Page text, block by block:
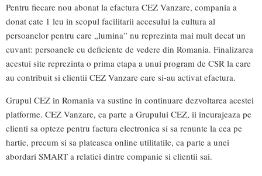
Pentru fiecare nou abonat la efactura CEZ Vanzare, compania a
donat cate 1 leu in scopul facilitarii accesului la cultura al
persoanelor pentru care „lumina” nu reprezinta mai mult decat un
cuvant: persoanele cu deficiente de vedere din Romania. Finalizarea
acestui site reprezinta o prima etapa a unui program de CSR la care
au contribuit si clientii CEZ Vanzare care si-au activat efactura.
Grupul CEZ in Romania va sustine in continuare dezvoltarea acestei
platforme. CEZ Vanzare, ca parte a Grupului CEZ, ii incurajeaza pe
clienti sa opteze pentru factura electronica si sa renunte la cea pe
hartie, precum si sa plateasca online utilitatile, ca parte a unei
abordari SMART a relatiei dintre companie si clientii sai.